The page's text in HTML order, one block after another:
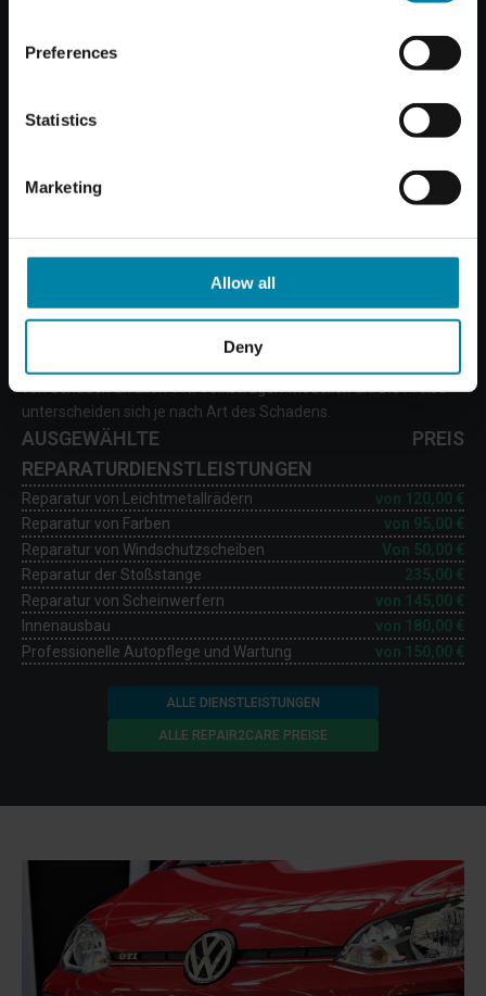
Preferences
Statistics
Marketing
Allow all
Deny
KOSTEN FÜR DIE REPARATUR VON
SCHÄDEN AM VW/VOLKSWAGEN
von Schäden an allen VW/Volkswagen-Modellen an. Die Preise
unterscheiden sich je nach Art des Schadens.
AUSGEWÄHLTE
REPARATURDIENSTLEISTUNGEN
PREIS
Reparatur von Leichtmetallrädern von 120,00 €
Reparatur von Farben
von 95,00 €
Reparatur von Windschutzscheiben
Von 50,00 €
Reparatur der Stoßstange
235,00 €
Reparatur von Scheinwerfern
von 145,00 €
Innenausbau
von 180,00 €
Professionelle Autopflege und Wartung
von 150,00 €
ALLE DIENSTLEISTUNGEN
ALLE REPAIR2CARE PREISE